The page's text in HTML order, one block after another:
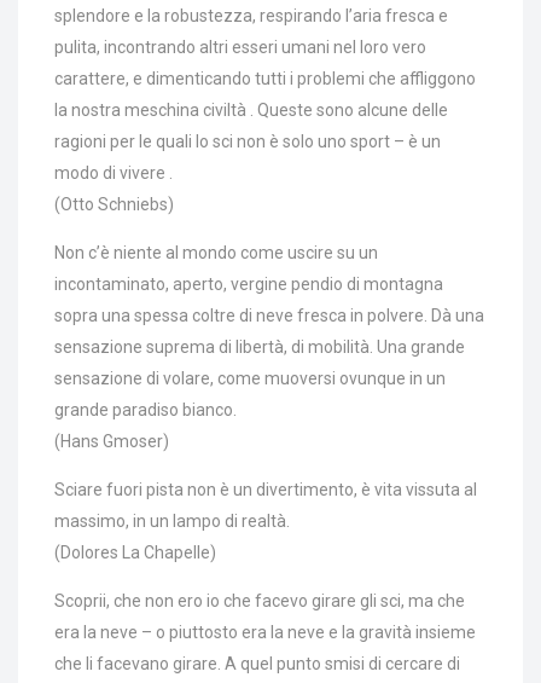
splendore e la robustezza, respirando l’aria fresca e
pulita, incontrando altri esseri umani nel loro vero
carattere, e dimenticando tutti i problemi che affliggono
la nostra meschina civiltà . Queste sono alcune delle
ragioni per le quali lo sci non è solo uno sport – è un
modo di vivere .
(Otto Schniebs)
Non c’è niente al mondo come uscire su un
incontaminato, aperto, vergine pendio di montagna
sopra una spessa coltre di neve fresca in polvere. Dà una
sensazione suprema di libertà, di mobilità. Una grande
sensazione di volare, come muoversi ovunque in un
grande paradiso bianco.
(Hans Gmoser)
Sciare fuori pista non è un divertimento, è vita vissuta al
massimo, in un lampo di realtà.
(Dolores La Chapelle)
Scoprii, che non ero io che facevo girare gli sci, ma che
era la neve – o piuttosto era la neve e la gravità insieme
che li facevano girare. A quel punto smisi di cercare di